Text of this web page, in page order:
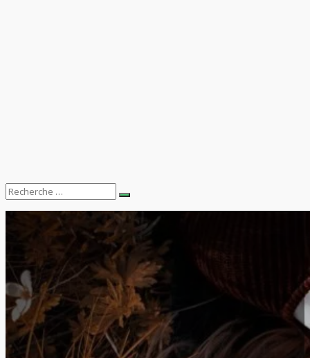
Search
for:
Recherche